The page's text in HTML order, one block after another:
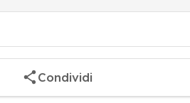
Condividi